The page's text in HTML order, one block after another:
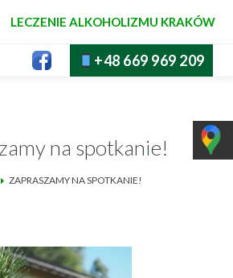
LECZENIE ALKOHOLIZMU KRAKÓW
+48 669 969 209
na spotkanie!
ZAPRASZAMY NA SPOTKANIE!